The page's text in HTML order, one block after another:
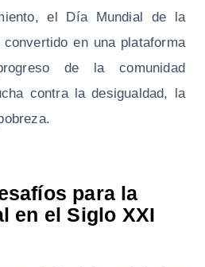
el Día Mundial de la
en una plataforma
de la comunidad
contra la desigualdad, la
para la
en el Siglo XXI